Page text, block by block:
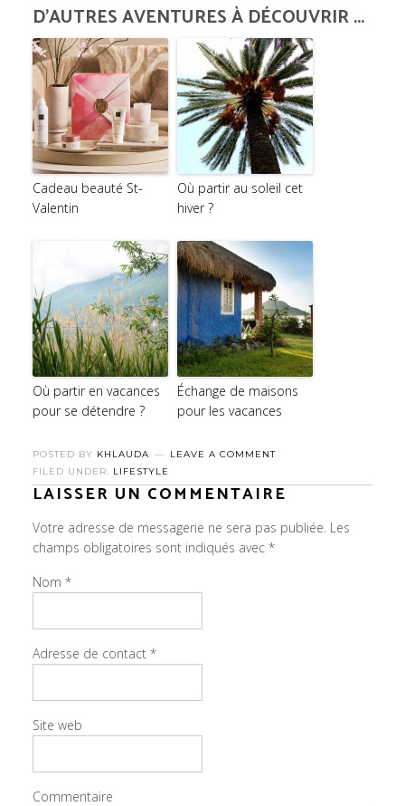
D'AUTRES AVENTURES À DÉCOUVRIR ...
Cadeau beauté St-
Valentin
Où partir au soleil cet
hiver ?
Où partir en vacances
pour se détendre ?
Échange de maisons
pour les vacances
POSTED BY KHLAUDA
LEAVE A COMMENT
FILED UNDER: LIFESTYLE
LAISSER UN COMMENTAIRE
Votre adresse de messagerie ne sera pas publiée. Les
champs obligatoires sont indiqués avec *
Nom *
Adresse de contact *
Site web
Commentaire